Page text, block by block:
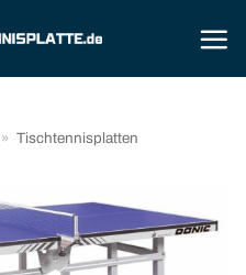
» Tischtennisplatten